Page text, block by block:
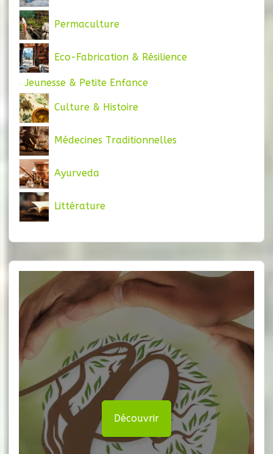
Permaculture
Eco-Fabrication & Résilience
Jeunesse & Petite Enfance
Culture & Histoire
Médecines Traditionnelles
Ayurveda
Littérature
Découvrir